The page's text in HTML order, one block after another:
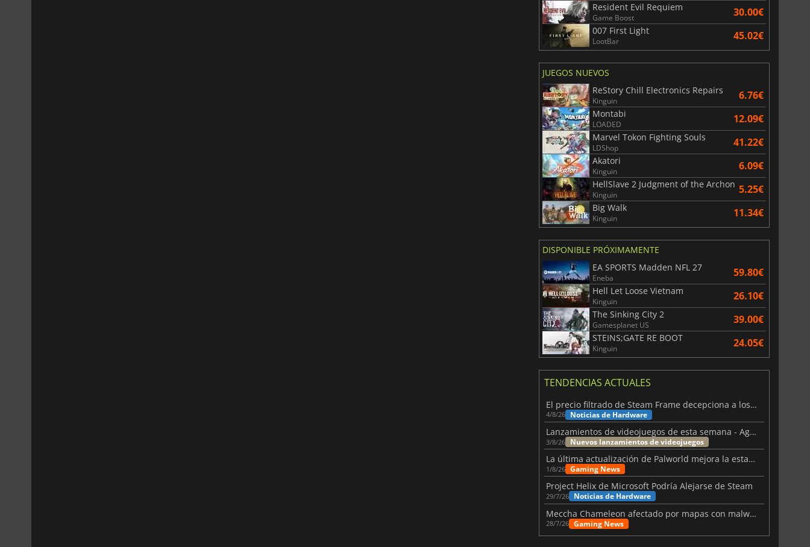
Resident Evil Requiem
Game Boost 30.00€
007 First Light
LootBar 45.02€
JUEGOS NUEVOS
ReStory Chill Electronics Repairs
Kinguin 6.76€
Montabi
LOADED 12.09€
Marvel Tokon Fighting Souls
LDShop 41.22€
Akatori
Kinguin 6.09€
HellSlave 2 Judgment of the Archon
Kinguin 5.25€
Big Walk
Kinguin 11.34€
DISPONIBLE PRÓXIMAMENTE
EA SPORTS Madden NFL 27
Eneba 59.80€
Hell Let Loose Vietnam
Kinguin 26.10€
The Sinking City 2
Gamesplanet US 39.00€
STEINS;GATE RE BOOT
Kinguin 24.05€
TENDENCIAS ACTUALES
El precio filtrado de Steam Frame decepciona a los usuarios
4/8/26 Noticias de Hardware
Lanzamientos de videojuegos de esta semana - Agosto de 2026 (semana 32)
3/8/26 Nuevos lanzamientos de videojuegos
La última actualización de Palworld mejora la estabilidad
1/8/26 Gaming News
Project Helix de Microsoft Podría Alejarse de Steam
29/7/26 Noticias de Hardware
Meccha Chameleon afectado por mapas con malware y Discord
28/7/26 Gaming News